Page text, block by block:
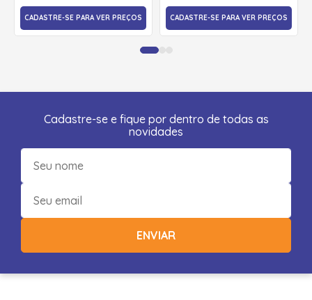
CADASTRE-SE PARA VER PREÇOS CADASTRE-SE PARA VER PREÇOS
Cadastre-se e fique por dentro de todas as
novidades
ENVIAR